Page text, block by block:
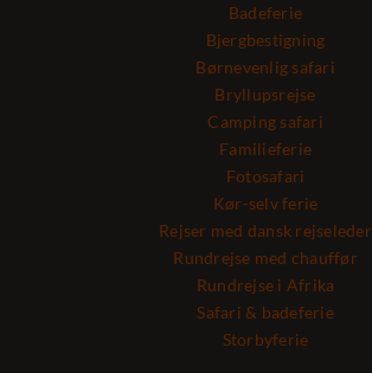
Badeferie
Bjergbestigning
Børnevenlig safari
Bryllupsrejse
Camping safari
Familieferie
Fotosafari
Kør-selv ferie
Rejser med dansk rejseleder
Rundrejse med chauffør
Rundrejse i Afrika
Safari & badeferie
Storbyferie